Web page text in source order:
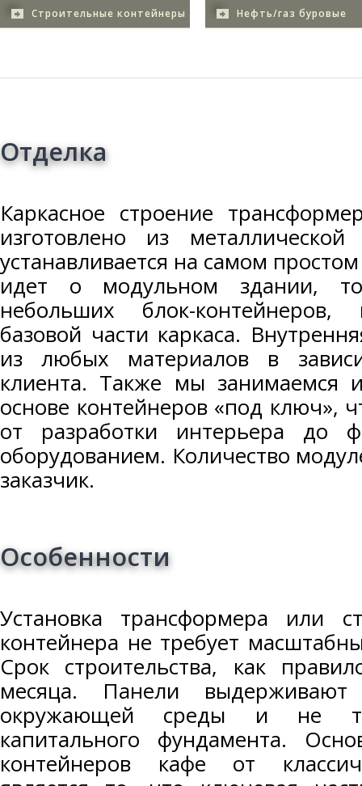
Строительные контейнеры Нефть/газ буровые
Отделка
Каркасное строение
изготовлено из металлической
устанавливается на самом
идет о модульном здании,
небольших блок-
базовой части каркаса.
из любых материалов в
клиента. Также мы занимаемся
основе контейнеров «под ключ»,
от разработки интерьера до
оборудованием. Количество
заказчик.
Особенности
Установка трансформера или
контейнера не требует
Срок строительства, как
месяца. Панели
окружающей среды и не
капитального фундамента.
контейнеров кафе от